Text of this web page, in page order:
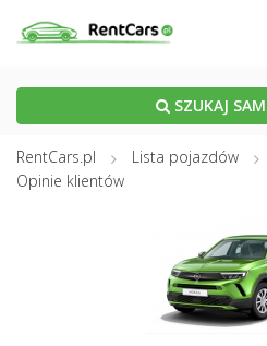
SZUKAJ
RentCars.pl Lista pojazdów
Opinie klientów